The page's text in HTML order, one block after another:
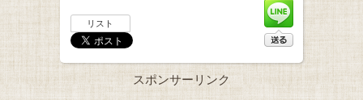
リスト
スポンサーリンク